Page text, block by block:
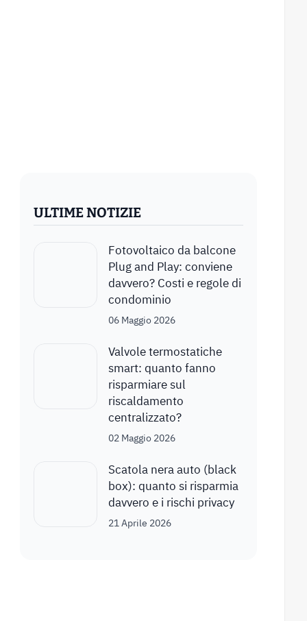
ULTIME NOTIZIE
Fotovoltaico da balcone
Plug and Play: conviene
davvero? Costi e regole di
condominio
06 Maggio 2026
Valvole termostatiche
smart: quanto fanno
risparmiare sul
riscaldamento
centralizzato?
02 Maggio 2026
Scatola nera auto (black
box): quanto si risparmia
davvero e i rischi privacy
21 Aprile 2026